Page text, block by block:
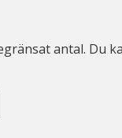
antal. Du